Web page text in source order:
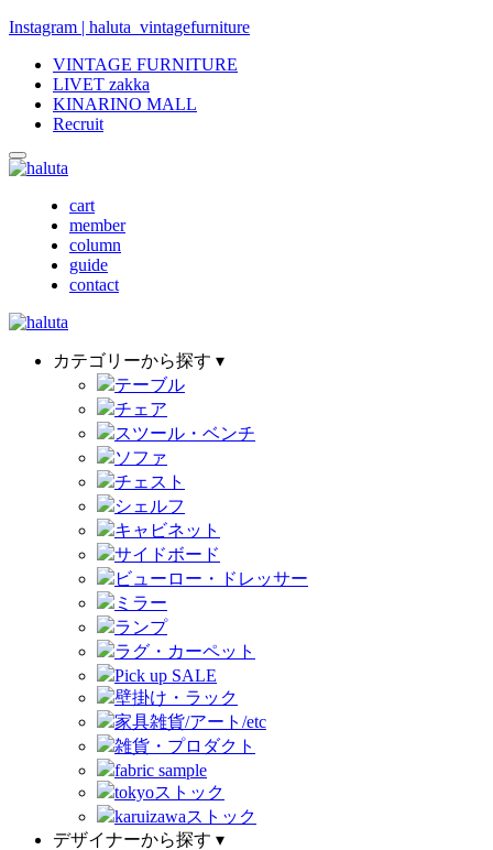
Instagram | haluta_vintagefurniture
VINTAGE FURNITURE
LIVET zakka
KINARINO MALL
Recruit
cart
member
column
guide
contact
カテゴリーから探す ▾
テーブル
チェア
スツール・ベンチ
ソファ
チェスト
シェルフ
キャビネット
サイドボード
ビューロー・ドレッサー
ミラー
ランプ
ラグ・カーペット
Pick up SALE
壁掛け・ラック
家具雑貨/アート/etc
雑貨・プロダクト
fabric sample
tokyoストック
karuizawaストック
デザイナーから探す ▾